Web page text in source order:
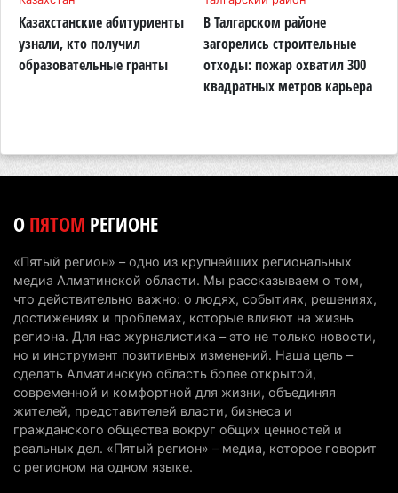
Проезд по БАКАД резко подорожал: в
Алматинской области начали действовать новые
тарифы
226
первоклассников начнут учить искусственному
6 августа 2026 г. 10:47
Казахстанцы назвали доход, при котором не
считают себя бедными
6 августа 2026 г. 09:52 166
Пожар в Аксайском ущелье под Алматы
полностью ликвидирован спустя три дня
6 августа 2026 г. 08:51 243
Казахстанские абитуриенты
узнали, кто получил
образовательные гранты
В Талгарском районе
загорелись строительные
отходы: пожар охватил 300
квадратных метров карьера
ОПЯТОМ РЕГИОНЕ
«Пятый регион» – одно из крупнейших региональных
медиа Алматинской области. Мы рассказываем о том,
что действительно важно: о людях, событиях, решениях,
достижениях и проблемах, которые влияют на жизнь
региона. Для нас журналистика – это не только новости,
но и инструмент позитивных изменений. Наша цель –
сделать Алматинскую область более открытой,
современной и комфортной для жизни, объединяя
жителей, представителей власти, бизнеса и
гражданского общества вокруг общих ценностей и
реальных дел. «Пятый регион» – медиа, которое говорит
с регионом на одном языке.